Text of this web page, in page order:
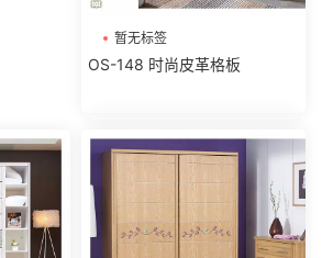
暂无标签
OS-148 时尚皮革格板